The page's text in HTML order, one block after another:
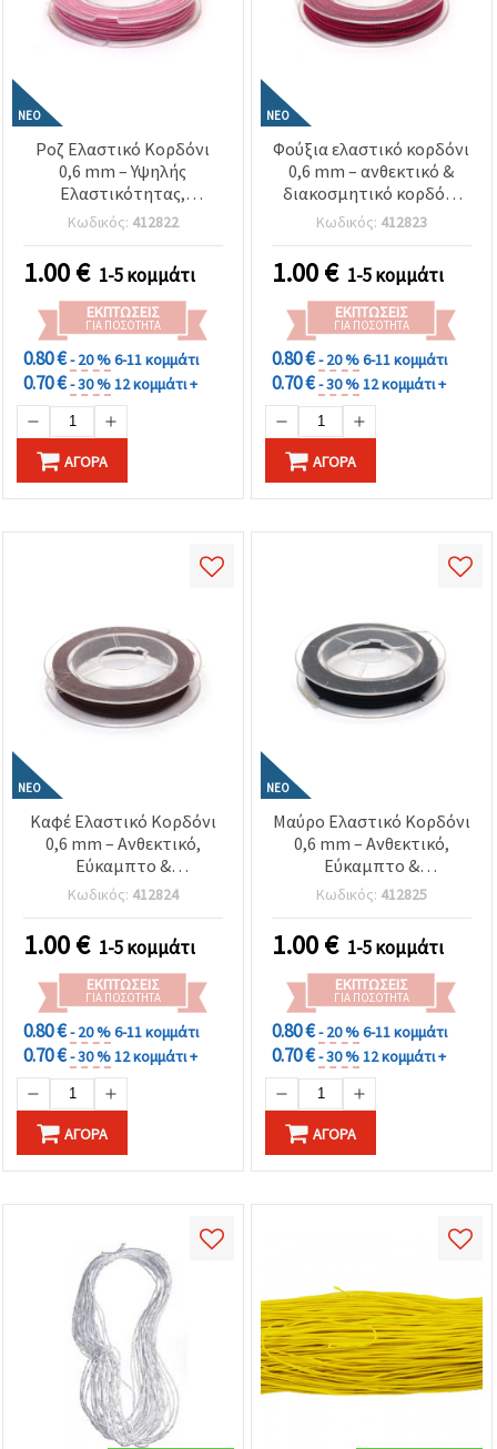
ΝΈΟ
Ροζ Ελαστικό Κορδόνι
0,6 mm – Υψηλής
Ελαστικότητας,
Ανθεκτικό &
Διακοσμητικό για
Χειροτεχνίες και DIY,
Ρολό περίπου 10 m
Κωδικός: 412822
1.00€ 1-5 κομμάτι
ΕΚΠΤΏΣΕΙΣ
ΓΙΑ ΠΟΣΌΤΗΤΑ
0.80 €- 20 %6-11 κομμάτι
0.70 €- 30 %12 κομμάτι +
ΑΓΟΡΆ
ΝΈΟ
Φούξια ελαστικό κορδόνι
0,6 mm – ανθεκτικό &
διακοσμητικό κορδόνι
χειροτεχνίας, ρολό ~10 m
Κωδικός: 412823
1.00€ 1-5 κομμάτι
ΕΚΠΤΏΣΕΙΣ
ΓΙΑ ΠΟΣΌΤΗΤΑ
0.80 €- 20 %6-11 κομμάτι
0.70 €- 30 %12 κομμάτι +
ΑΓΟΡΆ
ΝΈΟ
Καφέ Ελαστικό Κορδόνι
0,6 mm – Ανθεκτικό,
Εύκαμπτο &
Πολυχρηστικό για
Χειροτεχνίες & DIY, Ρολό
Κωδικός: 412824
1.00€ 1-5 κομμάτι
ΕΚΠΤΏΣΕΙΣ
ΓΙΑ ΠΟΣΌΤΗΤΑ
0.80 €- 20 %6-11 κομμάτι
0.70 €- 30 %12 κομμάτι +
ΑΓΟΡΆ
ΝΈΟ
Μαύρο Ελαστικό Κορδόνι
0,6 mm – Ανθεκτικό,
Εύκαμπτο &
Πολυχρηστικό για
Χειροτεχνίες &
Κοσμήματα, Ρολό ~10 μ.
Κωδικός: 412825
1.00€ 1-5 κομμάτι
ΕΚΠΤΏΣΕΙΣ
ΓΙΑ ΠΟΣΌΤΗΤΑ
0.80 €- 20 %6-11 κομμάτι
0.70 €- 30 %12 κομμάτι +
ΑΓΟΡΆ